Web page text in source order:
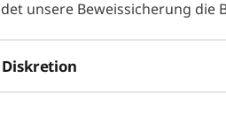
unsere Beweissicherung die